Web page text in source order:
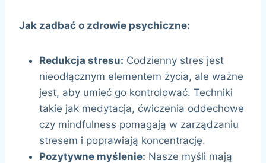
Jak zadbać o zdrowie psychiczne:
Redukcja stresu: Codzienny stres jest
nieodłącznym elementem życia, ale ważne
jest, aby umieć go kontrolować. Techniki
takie jak medytacja, ćwiczenia oddechowe
czy mindfulness pomagają w zarządzaniu
stresem i poprawiają koncentrację.
Pozytywne myślenie: Nasze myśli mają